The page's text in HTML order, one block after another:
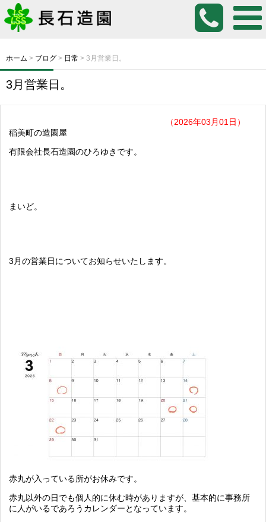
ホーム > ブログ > 日常 > 3月営業日。
3月営業日。
（2026年03月01日）
稲美町の造園屋
有限会社長石造園のひろゆきです。
まいど。
3月の営業日についてお知らせいたします。
赤丸が入っている所がお休みです。
赤丸以外の日でも個人的に休む時がありますが、基本的に事務所
に人がいるであろうカレンダーとなっています。